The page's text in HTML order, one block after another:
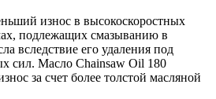
износ в высокоскоростных
подлежащих смазыванию в
вследствие его удаления под
сил. Масло Chainsaw Oil 180
за счет более толстой масляной